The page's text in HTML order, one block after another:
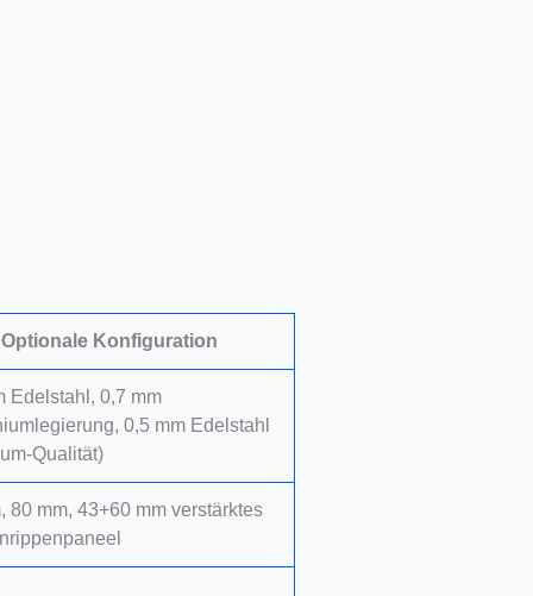
Optionale Konfiguration
Edelstahl, 0,7 mm
0,5 mm Edelstahl
Qualität)
80 mm, 43+60 mm verstärktes